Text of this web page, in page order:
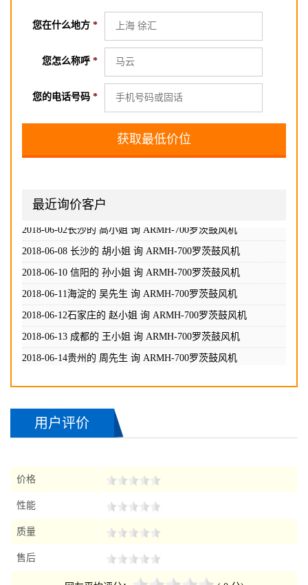
您在什么地方 *
您怎么称呼 *
您的电话号码 *
最近询价客户
2018-06-02长沙的 高小姐 询ARMH-700罗茨鼓风机
2018-06-08 长沙的 胡小姐 询ARMH-700罗茨鼓风机
2018-06-11海淀的 吴先生 询ARMH-700罗茨鼓风机
2018-06-12石家庄的 赵小姐 询ARMH-700罗茨鼓风机
2018-06-14贵州的 周先生 询
2018-06-02长沙的 高小姐 询 ARMH-700罗茨鼓风机
2018-06-08 长沙的 胡小姐 询 ARMH-700罗茨鼓风机
2018-06-10 信阳的 孙小姐 询 ARMH-700罗茨鼓风机
2018-06-11海淀的 吴先生 询ARMH-700罗茨鼓风机
2018-06-12石家庄的 赵小姐 询 ARMH-700罗茨鼓风机
2018-06-13 成都的 王小姐 询 ARMH-700罗茨鼓风机
用户评价
价格
性能
质量
售后